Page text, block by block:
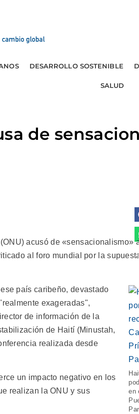
DESARROLLO SOSTENIBLE
SALUD
de
acusó de «sensacionalismo»
al foro mundial por la
en
país caribeño, devastado
exageradas",
de información de la
de Haití (Minustah,
realizada desde
un impacto negativo en los
realizan la ONU y sus